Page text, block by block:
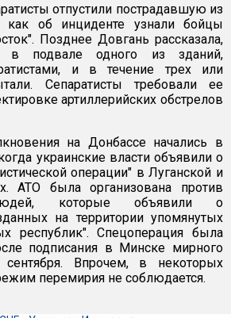
отпустили пострадавшую из
как об инциденте узнали бойцы
Позднее Довгань рассказала,
подвале одного из зданий,
и в течение трех или
Сепаратисты требовали ее
артиллерийских обстрелов
на Донбассе начались в
украинские власти объявили о
операции" в Луганской и
АТО была организована против
которые объявили о
на территории упомянутых
республик". Спецоперация была
подписания в Минске мирного
Впрочем, в некоторых
перемирия не соблюдается.